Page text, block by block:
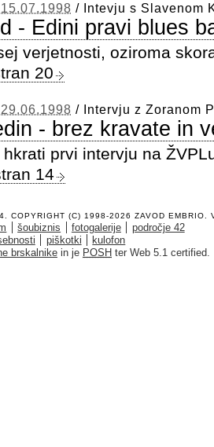
15.07.1998 / Intevju s Slavenom
- Edini pravi blues
verjetnosti, oziroma
20
29.06.1998 / Intervju z Zoranom
- brez kravate in
prvi intervju na
14
COPYRIGHT (C) 1998-2026 ZAVOD EMBRIO .
šoubiznis fotogalerije
področje 42
piškotki
kulofon
brskalnike in je POSH ter Web 5.1 certified.